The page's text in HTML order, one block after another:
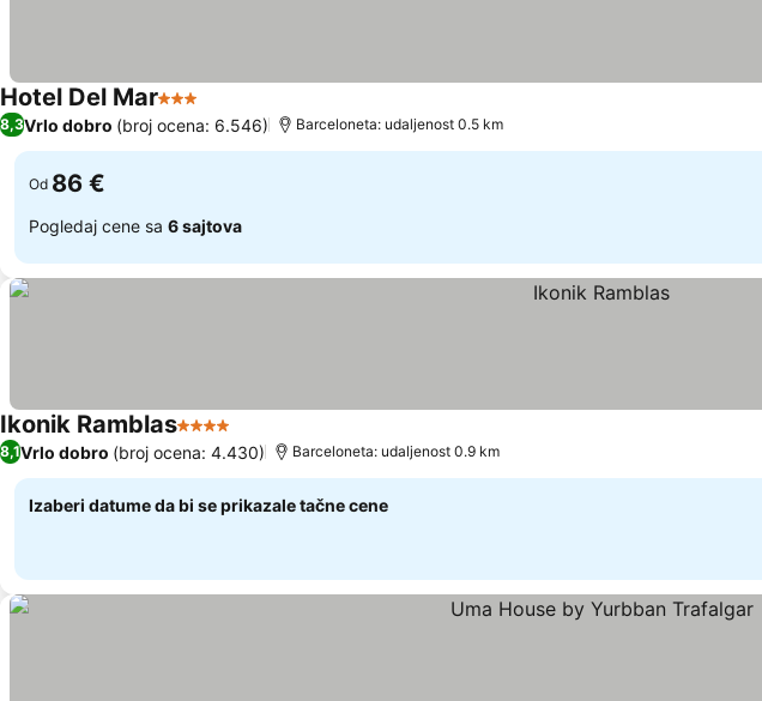
Hotel Del Mar3 ZvezdicePogledaj cene
8,3Vrlo dobro (broj ocena: 6.546) Barceloneta: udaljenost 0.5 km
Od 86 €
Pogledaj cene sa 6 sajtova
Ikonik Ramblas4 ZvezdicePogledaj cene
8,1Vrlo dobro (broj ocena: 4.430) Barceloneta: udaljenost 0.9 km
Izaberi datume da bi se prikazale tačne cene